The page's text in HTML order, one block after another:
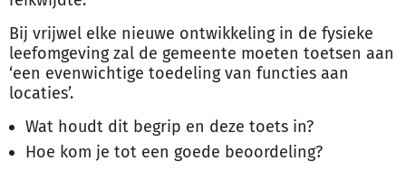
Bij vrijwel elke nieuwe ontwikkeling in de fysieke
leefomgeving zal de gemeente moeten toetsen aan
‘een evenwichtige toedeling van functies aan
locaties’.
Wat houdt dit begrip en deze toets in?
Hoe kom je tot een goede beoordeling?